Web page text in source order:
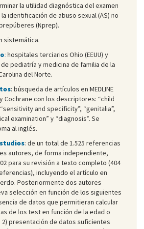
la utilidad diagnóstica del examen
identificación de abuso sexual (AS) no
(Nprep).
sistemática.
: hospitales terciarios Ohio (EEUU) y
pediatría y medicina de familia de la
del Norte.
: búsqueda de artículos en MEDLINE
Cochrane con los descriptores: “child
and specificity”, “genitalia”,
examination” y “diagnosis”. Se
al inglés.
: de un total de 1.525 referencias
autores, de forma independiente,
para su revisión a texto completo (404
incluyendo el artículo en
Posteriormente dos autores
selección en función de los siguientes
de datos que permitieran calcular
de los test en función de la edad o
presentación de datos suficientes